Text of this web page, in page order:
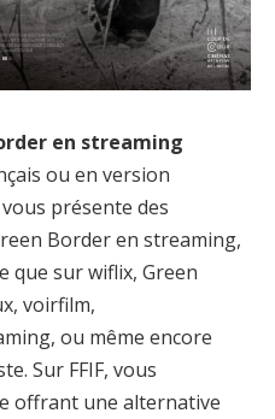
en streaming
ou en version
présente des
Border en streaming,
que sur wiflix, Green
voirfilm,
ou même encore
Sur FFIF, vous
offrant une alternative